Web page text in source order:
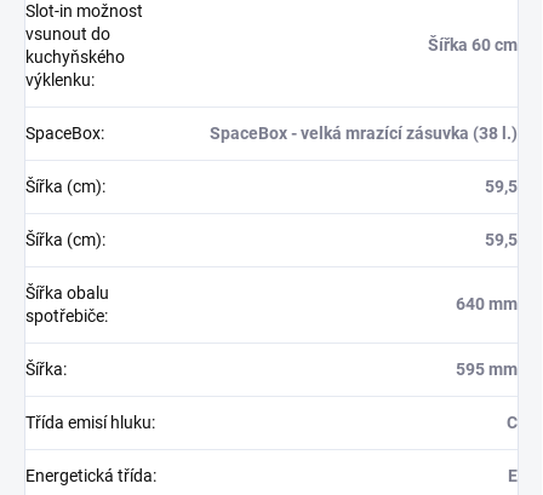
Slot-in možnost
vsunout do
kuchyňského
výklenku:
Šířka 60 cm
SpaceBox: SpaceBox - velká mrazící zásuvka (38 l.)
Šířka (cm): 59,5
Šířka (cm): 59,5
Šířka obalu
spotřebiče:
640 mm
Šířka: 595 mm
Třída emisí hluku: C
Energetická třída: E